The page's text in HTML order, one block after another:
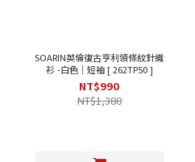
SOARIN英倫復古亨利領條紋針織
衫 -白色｜短袖 [ 262TP50 ]
NT$990
NT$1,380